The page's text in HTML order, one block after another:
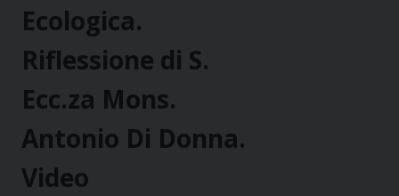
Ecologica.
Riflessione di S.
Ecc.za Mons.
Antonio Di Donna.
Video